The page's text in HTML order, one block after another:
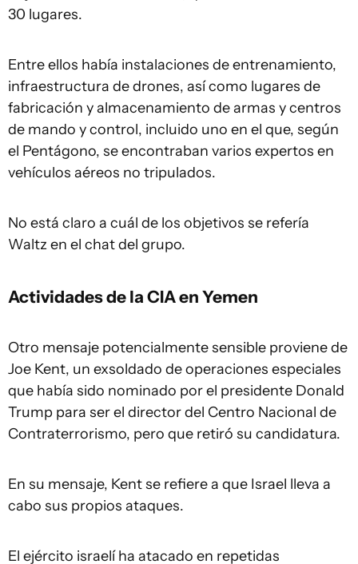
30 lugares.
Entre ellos había instalaciones de entrenamiento,
infraestructura de drones, así como lugares de
fabricación y almacenamiento de armas y centros
de mando y control, incluido uno en el que, según
el Pentágono, se encontraban varios expertos en
vehículos aéreos no tripulados.
No está claro a cuál de los objetivos se refería
Waltz en el chat del grupo.
Actividades de la CIA en Yemen
Otro mensaje potencialmente sensible proviene de
Joe Kent, un exsoldado de operaciones especiales
que había sido nominado por el presidente Donald
Trump para ser el director del Centro Nacional de
Contraterrorismo, pero que retiró su candidatura.
En su mensaje, Kent se refiere a que Israel lleva a
cabo sus propios ataques.
El ejército israelí ha atacado en repetidas